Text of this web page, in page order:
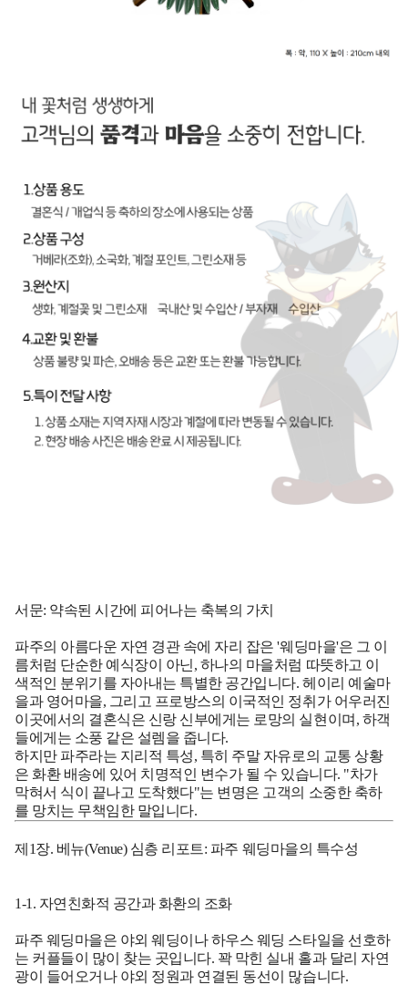
서문: 약속된 시간에 피어나는 축복의 가치
파주의 아름다운 자연 경관 속에 자리 잡은 '웨딩마을'은 그 이
름처럼 단순한 예식장이 아닌, 하나의 마을처럼 따뜻하고 이
색적인 분위기를 자아내는 특별한 공간입니다. 헤이리 예술마
을과 영어마을, 그리고 프로방스의 이국적인 정취가 어우러진
이곳에서의 결혼식은 신랑 신부에게는 로망의 실현이며, 하객
들에게는 소풍 같은 설렘을 줍니다.
하지만 파주라는 지리적 특성, 특히 주말 자유로의 교통 상황
은 화환 배송에 있어 치명적인 변수가 될 수 있습니다. "차가
막혀서 식이 끝나고 도착했다"는 변명은 고객의 소중한 축하
를 망치는 무책임한 말입니다.
제1장. 베뉴(Venue) 심층 리포트: 파주 웨딩마을의 특수성
1-1. 자연친화적 공간과 화환의 조화
파주 웨딩마을은 야외 웨딩이나 하우스 웨딩 스타일을 선호하
는 커플들이 많이 찾는 곳입니다. 꽉 막힌 실내 홀과 달리 자연
광이 들어오거나 야외 정원과 연결된 동선이 많습니다.